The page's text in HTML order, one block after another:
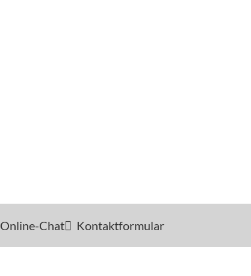
Online-Chat Kontaktformular